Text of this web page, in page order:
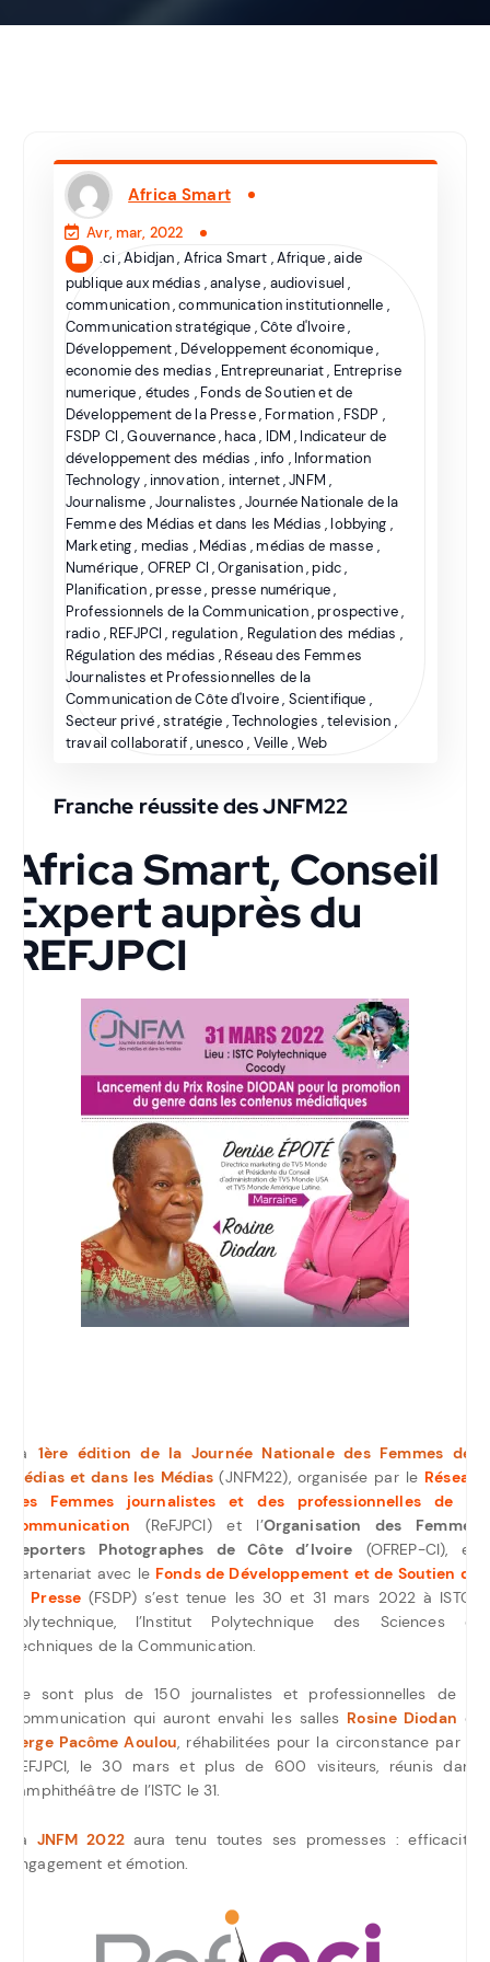
Africa Smart
Avr, mar, 2022
.ci,Abidjan, Africa Smart ,Afrique,aide
publique aux médias ,analyse, audiovisuel ,
communication,communication institutionnelle ,
Communication stratégique ,Côte d'Ivoire,
Développement, Développement économique,
economie des medias , Entrepreunariat, Entreprise
numerique, études , Fonds de Soutien et de
Développement de la Presse, Formation , FSDP ,
FSDP CI ,Gouvernance,haca, IDM , Indicateur de
développement des médias , info , Information
Technology , innovation, internet,JNFM ,
Journalisme ,Journalistes ,Journée Nationale de la
Femme des Médias et dans les Médias ,lobbying ,
Marketing, medias , Médias ,médias de masse ,
Numérique, OFREP CI ,Organisation,pidc,
Planification,presse, presse numérique,
Professionnels de la Communication,prospective,
radio , REFJPCI , regulation, Regulation des médias ,
Régulation des médias , Réseau des Femmes
Journalistes et Professionnelles de la
Communication de Côte d'Ivoire, Scientifique ,
Secteur privé,stratégie ,Technologies ,television ,
travail collaboratif,unesco , Veille ,Web
Franche réussite des JNFM22
Africa Smart, Conseil
Expert auprès du
REFJPCI
La 1ère édition de la Journée Nationale des Femmes des
Médias et dans les Médias(JNFM22), organisée par le Réseau
des Femmes journalistes et des professionnelles de la
communication (ReFJPCI) et l’Organisation des Femmes
Reporters Photographes de Côte d’Ivoire (OFREP-CI), en
partenariat avec le Fonds de Développement et de Soutien de
la Presse (FSDP) s’est tenue les 30 et 31 mars 2022 à ISTC-
Polytechnique, l’Institut Polytechnique des Sciences et
Techniques de la Communication.
Ce sont plus de 150 journalistes et professionnelles de la
Communication qui auront envahi les salles Rosine Diodan et
Serge Pacôme Aoulou, réhabilitées pour la circonstance par le
REFJPCI, le 30 mars et plus de 600 visiteurs, réunis dans
l’amphithéâtre de l’ISTC le 31.
La JNFM 2022 aura tenu toutes ses promesses : efficacité,
engagement et émotion.